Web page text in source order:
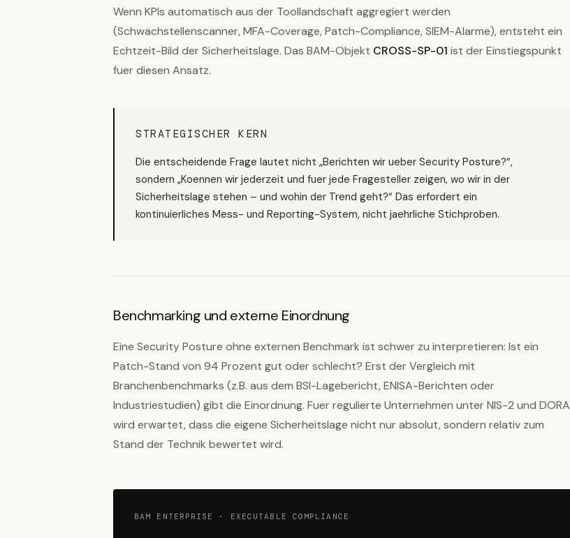
Wenn KPIs automatisch aus der Toollandschaft aggregiert werden
(Schwachstellenscanner, MFA-Coverage, Patch-Compliance, SIEM-Alarme), entsteht ein
Echtzeit-Bild der Sicherheitslage. Das BAM-Objekt CROSS-SP-01 ist der Einstiegspunkt
fuer diesen Ansatz.
STRATEGISCHER KERN
Die entscheidende Frage lautet nicht „Berichten wir ueber Security Posture?“,
sondern „Koennen wir jederzeit und fuer jede Fragesteller zeigen, wo wir in der
Sicherheitslage stehen – und wohin der Trend geht?“ Das erfordert ein
kontinuierliches Mess- und Reporting-System, nicht jaehrliche Stichproben.
Benchmarking und externe Einordnung
Eine Security Posture ohne externen Benchmark ist schwer zu interpretieren: Ist ein
Patch-Stand von 94 Prozent gut oder schlecht? Erst der Vergleich mit
Branchenbenchmarks (z.B. aus dem BSI-Lagebericht, ENISA-Berichten oder
Industriestudien) gibt die Einordnung. Fuer regulierte Unternehmen unter NIS-2 und DORA
wird erwartet, dass die eigene Sicherheitslage nicht nur absolut, sondern relativ zum
Stand der Technik bewertet wird.
BAM ENTERPRISE · EXECUTABLE COMPLIANCE